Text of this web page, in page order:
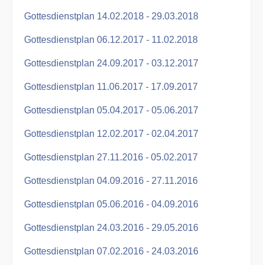
Gottesdienstplan 14.02.2018 - 29.03.2018
Gottesdienstplan 06.12.2017 - 11.02.2018
Gottesdienstplan 24.09.2017 - 03.12.2017
Gottesdienstplan 11.06.2017 - 17.09.2017
Gottesdienstplan 05.04.2017 - 05.06.2017
Gottesdienstplan 12.02.2017 - 02.04.2017
Gottesdienstplan 27.11.2016 - 05.02.2017
Gottesdienstplan 04.09.2016 - 27.11.2016
Gottesdienstplan 05.06.2016 - 04.09.2016
Gottesdienstplan 24.03.2016 - 29.05.2016
Gottesdienstplan 07.02.2016 - 24.03.2016